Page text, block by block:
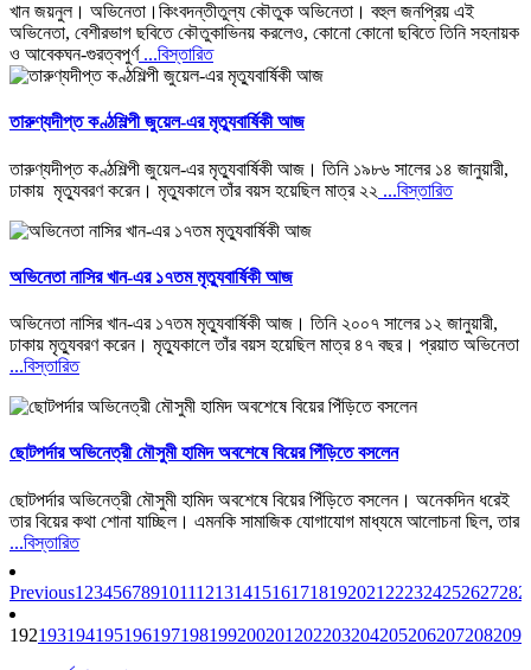
খান জয়নুল। অভিনেতা।কিংবদন্তীতুল্য কৌতুক অভিনেতা। বহুল জনপ্রিয় এই
অভিনেতা, বেশীরভাগ ছবিতে কৌতুকাভিনয় করলেও, কোনো কোনো ছবিতে তিনি সহনায়ক
ও আবেকঘন-গুরত্বপুর্ণ...বিস্তারিত
তারুণ্যদীপ্ত কণ্ঠশিল্পী জুয়েল-এর মৃত্যুবার্ষিকী আজ
তারুণ্যদীপ্ত কণ্ঠশিল্পী জুয়েল-এর মৃত্যুবার্ষিকী আজ। তিনি ১৯৮৬ সালের ১৪ জানুয়ারী,
ঢাকায় মৃত্যুবরণ করেন। মৃত্যুকালে তাঁর বয়স হয়েছিল মাত্র ২২ ...বিস্তারিত
অভিনেতা নাসির খান-এর ১৭তম মৃত্যুবার্ষিকী আজ
অভিনেতা নাসির খান-এর ১৭তম মৃত্যুবার্ষিকী আজ। তিনি ২০০৭ সালের ১২ জানুয়ারী,
ঢাকায় মৃত্যুবরণ করেন। মৃত্যুকালে তাঁর বয়স হয়েছিল মাত্র ৪৭ বছর। প্রয়াত অভিনেতা
...বিস্তারিত
ছোটপর্দার অভিনেত্রী মৌসুমী হামিদ অবশেষে বিয়ের পিঁড়িতে বসলেন
ছোটপর্দার অভিনেত্রী মৌসুমী হামিদ অবশেষে বিয়ের পিঁড়িতে বসলেন। অনেকদিন ধরেই
তার বিয়ের কথা শোনা যাচ্ছিল। এমনকি সামাজিক যোগাযোগ মাধ্যমে আলোচনা ছিল, তার
...বিস্তারিত
Previous1 23456789101112131415161718192021 22232425262728
192193194195196197198199200201 202203204205206207208209